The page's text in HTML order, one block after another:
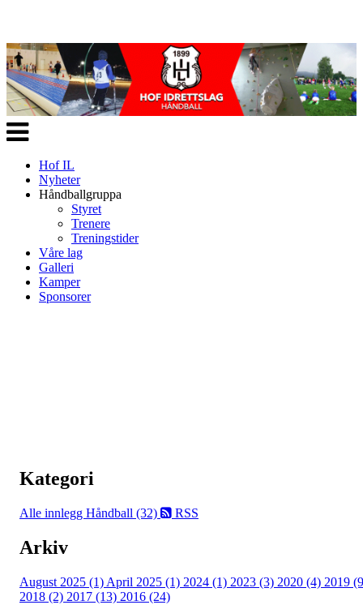
Veksle
navigasjon
Hof IL
Nyheter
Håndballgruppa
Styret
Trenere
Treningstider
Våre lag
Galleri
Kamper
Sponsorer
Kategori
Alle innlegg Håndball (32) RSS
Arkiv
August 2025 (1) April 2025 (1) 2024 (1) 2023 (3) 2020 (4) 2019
2018 (2) 2017 (13) 2016 (24)